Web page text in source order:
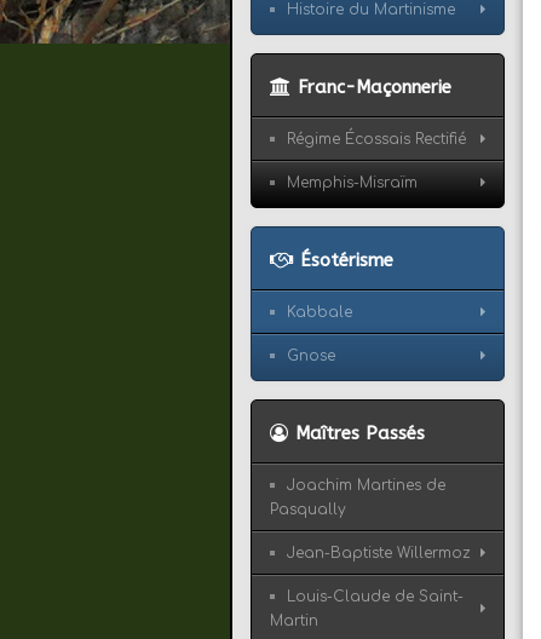
Histoire du Martinisme
Franc-Maçonnerie
Régime Écossais Rectifié
Memphis-Misraïm
Ésotérisme
Kabbale
Gnose
Maîtres Passés
Joachim Martines de
Pasqually
Jean-Baptiste Willermoz
Louis-Claude de Saint-
Martin